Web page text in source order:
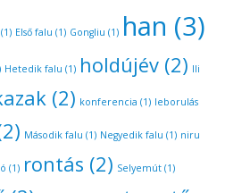
(1) Első falu (1) Gongliu (1) han (3)
Hetedik falu (1) holdújév(2) Ili
(2) konferencia (1) leborulás
Második falu (1) Negyedik falu (1) niru
(1) rontás (2) Selyemút(1)